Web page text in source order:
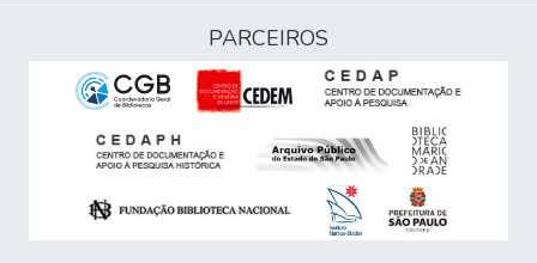
PARCEIROS